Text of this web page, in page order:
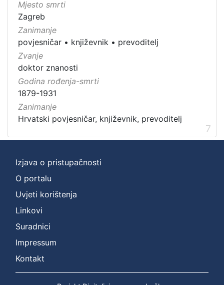
Mjesto smrti
Zagreb
Zanimanje
povjesničar • književnik • prevoditelj
Zvanje
doktor znanosti
Godina rođenja-smrti
1879-1931
Zanimanje
Hrvatski povjesničar, književnik, prevoditelj
7
Izjava o pristupačnosti
O portalu
Uvjeti korištenja
Linkovi
Suradnici
Impressum
Kontakt